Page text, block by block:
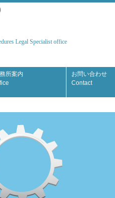
Legal Specialist office
所案内
お問い合わせ
Contact